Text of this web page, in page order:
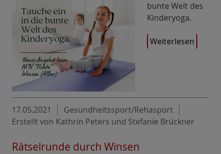
bunte Welt des
Kinderyoga.
Weiterlesen
17.05.2021
Gesundheitssport/Rehasport
Erstellt von Kathrin Peters und Stefanie Brückner
Rätselrunde durch Winsen